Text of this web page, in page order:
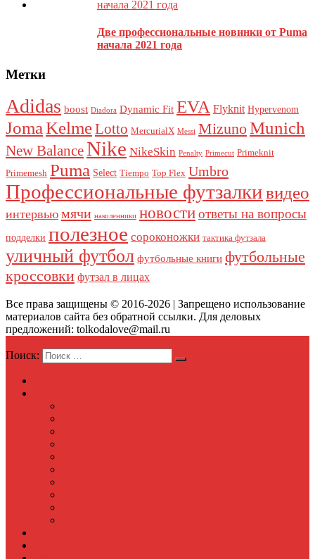
как обрабатываются ваши данные комментариев.
Две профессиональные новинки от Puma
начала 2021 года
Метки
Adidas boost Diadora Dynamic Fit EVA Flyknit Hypervenom
JomaKelmeLotto MercurialX Messi MizunoMunich
New BalanceNike NikeSkin Penalty Primecut Primeknit
Primemesh Puma Select Tiempo Top Flex Umbro
Профессиональные футзалкивидео
интервью мячи наколенники новостиответы на вопросы
подделки полезное сороконожки тактика футзала
уличный футбол футбольные книги футбольные
кроссовки футзал в лицах
Все права защищены © 2016-2026 | Запрещено использование
материалов сайта без обратной ссылки. Для деловых
предложений: tolkodalove@mail.ru
Поиск: